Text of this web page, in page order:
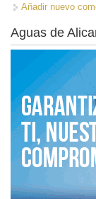
Añadir nuevo
Aguas de